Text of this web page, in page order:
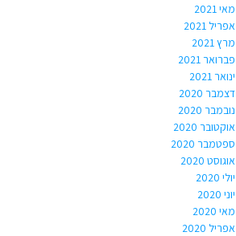
מאי 2021
אפריל 2021
מרץ 2021
פברואר 2021
ינואר 2021
דצמבר 2020
נובמבר 2020
אוקטובר 2020
ספטמבר 2020
אוגוסט 2020
יולי 2020
יוני 2020
מאי 2020
אפריל 2020